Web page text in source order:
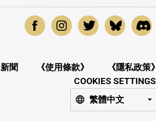
新聞 《使用條款》 《隱私政策》
COOKIES SETTINGS
繁體中文